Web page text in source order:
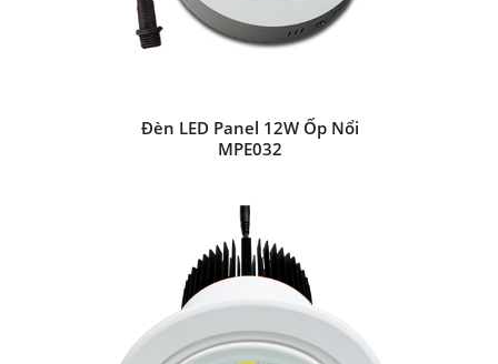
Đèn LED Panel 12W Ốp Nổi
MPE032